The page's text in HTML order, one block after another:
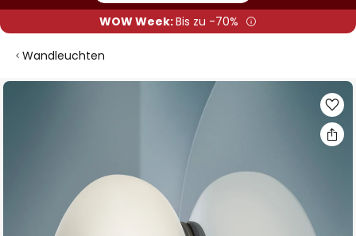
WOW Week:Bis zu -70%
Wandleuchten
Zum